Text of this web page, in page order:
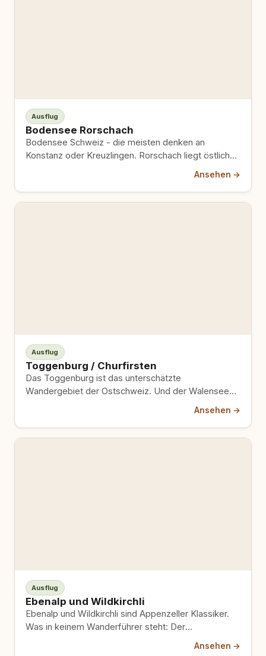
Ausflug
Bodensee Rorschach
Bodensee Schweiz - die meisten denken an
Konstanz oder Kreuzlingen. Rorschach liegt östlicher,
Ansehen →
Ausflug
Toggenburg / Churfirsten
Das Toggenburg ist das unterschätzte
Wandergebiet der Ostschweiz. Und der Walensee
Ansehen →
Ausflug
Ebenalp und Wildkirchli
Ebenalp und Wildkirchli sind Appenzeller Klassiker.
Was in keinem Wanderführer steht: Der
Höhlendurchgang hat eine Grenze, die nicht…
Ansehen →